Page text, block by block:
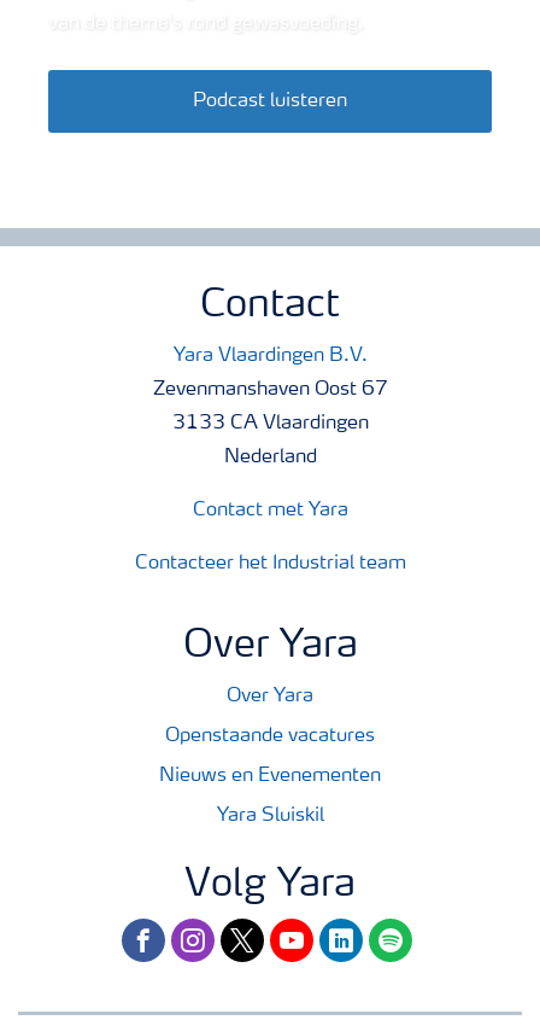
Podcast luisteren
Contact
Yara Vlaardingen B.V.
Zevenmanshaven Oost 67
3133 CA Vlaardingen
Nederland
Contact met Yara
Contacteer het Industrial team
Over Yara
Over Yara
Openstaande vacatures
Nieuws en Evenementen
Yara Sluiskil
Volg Yara
facebookinstagram
twitteryoutubelinkedinspotify